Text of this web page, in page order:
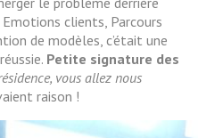
Emotions clients, Parcours
de modèles, c’était une
Petite signature des
vous allez nous
raison !